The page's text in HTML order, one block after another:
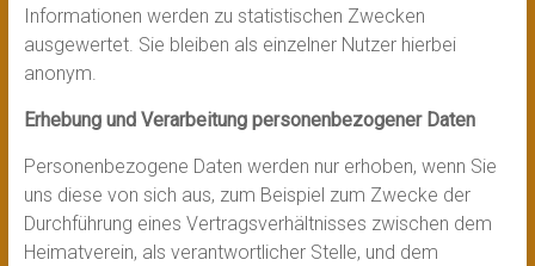
Informationen werden zu statistischen Zwecken
ausgewertet. Sie bleiben als einzelner Nutzer hierbei
anonym.
Erhebung und Verarbeitung personenbezogener Daten
Personenbezogene Daten werden nur erhoben, wenn Sie
uns diese von sich aus, zum Beispiel zum Zwecke der
Durchführung eines Vertragsverhältnisses zwischen dem
Heimatverein, als verantwortlicher Stelle, und dem